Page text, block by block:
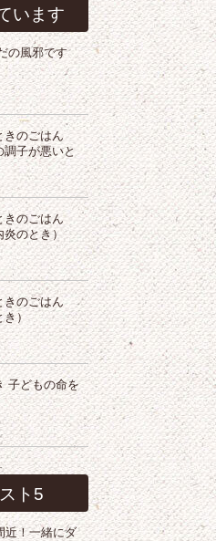
います
の風邪です
きのごはん
調子が悪いと
きのごはん
炎のとき）
きのごはん
）
子どもの命を
ト5
近！一緒にダ